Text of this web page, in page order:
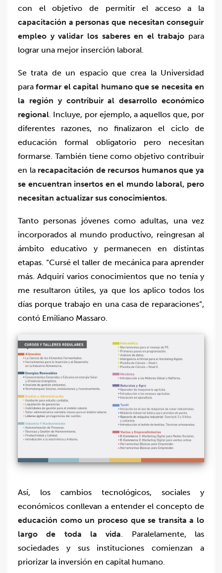
con el objetivo de permitir el acceso a la
capacitación a personas que necesitan conseguir
empleo y validar los saberes en el trabajo para
lograr una mejor inserción laboral.
Se trata de un espacio que crea la Universidad
paraformar el capital humano que se necesita en
la región y contribuir al desarrollo económico
regional. Incluye, por ejemplo, a aquellos que, por
diferentes razones, no finalizaron el ciclo de
educación formal obligatorio pero necesitan
formarse. También tiene como objetivo contribuir
en la recapacitación de recursos humanos que ya
se encuentran insertos en el mundo laboral, pero
necesitan actualizar sus conocimientos.
Tanto personas jóvenes como adultas, una vez
incorporados al mundo productivo, reingresan al
ámbito educativo y permanecen en distintas
etapas. “Cursé el taller de mecánica para aprender
más. Adquirí varios conocimientos que no tenía y
me resultaron útiles, ya que los aplico todos los
días porque trabajo en una casa de reparaciones”,
contó Emiliano Massaro.
Así, los cambios tecnológicos, sociales y
económicos conllevan a entender el concepto de
educación como un proceso que se transita a lo
largo de toda la vida. Paralelamente, las
sociedades y sus instituciones comienzan a
priorizar la inversión en capital humano.